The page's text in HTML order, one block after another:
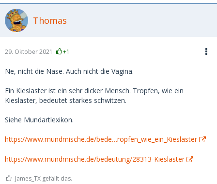
Thomas
29. Oktober 2021 +1
Ne, nicht die Nase. Auch nicht die Vagina.
Ein Kieslaster ist ein sehr dicker Mensch. Tropfen, wie ein
Kieslaster, bedeutet starkes schwitzen.
Siehe Mundartlexikon.
https://www.mundmische.de/bede…ropfen_wie_ein_Kieslaster
https://www.mundmische.de/bedeutung/28313-Kieslaster
James_TX gefällt das.